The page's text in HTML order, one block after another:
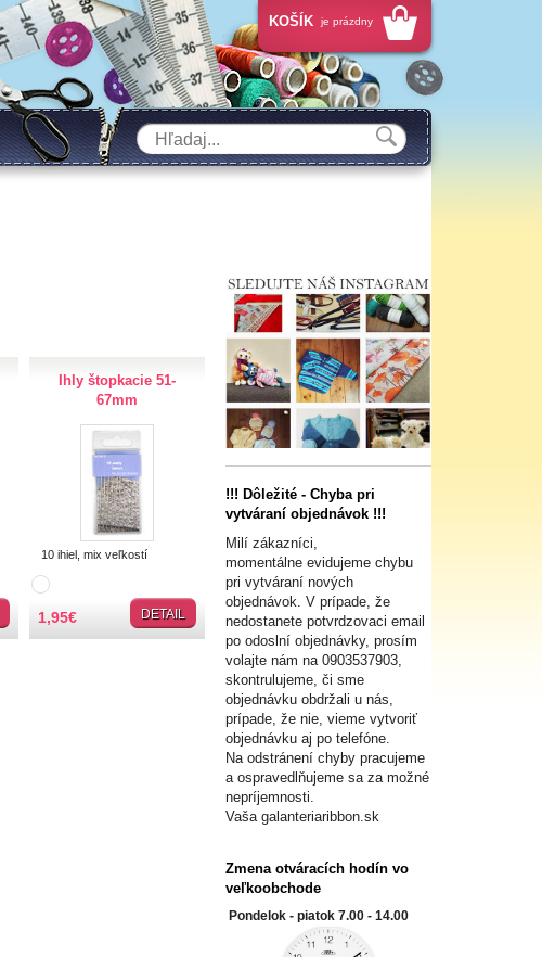
KOŠÍK je prázdny
Ihly štopkacie 51-
67mm
10 ihiel, mix veľkostí
1,95€ DETAIL
!!! Dôležité - Chyba pri
vytváraní objednávok !!!
Milí zákazníci,
momentálne evidujeme chybu
pri vytváraní nových
objednávok. V prípade, že
nedostanete potvrdzovaci email
po odoslní objednávky, prosím
volajte nám na 0903537903,
skontrulujeme, či sme
objednávku obdržali u nás,
prípade, že nie, vieme vytvoriť
objednávku aj po telefóne.
Na odstránení chyby pracujeme
a ospravedlňujeme sa za možné
nepríjemnosti.
Vaša galanteriaribbon.sk
Zmena otváracích hodín vo
veľkoobchode
Pondelok - piatok 7.00 - 14.00